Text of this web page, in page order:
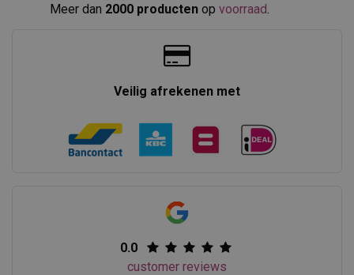
Meer dan 2000 producten op voorraad
Veilig afrekenen met
0.0
customer reviews